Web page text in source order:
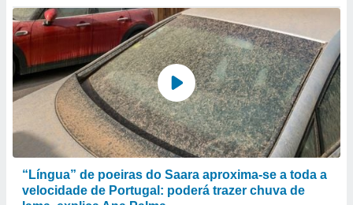
“Língua” de poeiras do Saara aproxima-se a toda a
velocidade de Portugal: poderá trazer chuva de